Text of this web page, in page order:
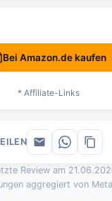
Review am
aggregiert von
Bei Amazon.de kaufen
* Affiliate-Links